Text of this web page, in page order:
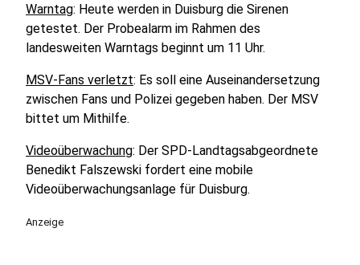
Warntag: Heute werden in Duisburg die Sirenen
getestet. Der Probealarm im Rahmen des
landesweiten Warntags beginnt um 11 Uhr.
MSV-Fans verletzt: Es soll eine Auseinandersetzung
zwischen Fans und Polizei gegeben haben. Der MSV
bittet um Mithilfe.
Videoüberwachung: Der SPD-Landtagsabgeordnete
Benedikt Falszewski fordert eine mobile
Videoüberwachungsanlage für Duisburg.
Anzeige